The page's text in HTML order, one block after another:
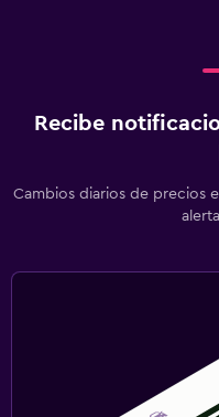
Recibe
Cambios diarios de precios